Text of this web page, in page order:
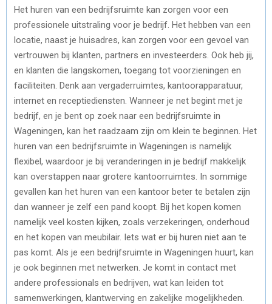
Het huren van een bedrijfsruimte kan zorgen voor een
professionele uitstraling voor je bedrijf. Het hebben van een
locatie, naast je huisadres, kan zorgen voor een gevoel van
vertrouwen bij klanten, partners en investeerders. Ook heb jij,
en klanten die langskomen, toegang tot voorzieningen en
faciliteiten. Denk aan vergaderruimtes, kantoorapparatuur,
internet en receptiediensten. Wanneer je net begint met je
bedrijf, en je bent op zoek naar een bedrijfsruimte in
Wageningen, kan het raadzaam zijn om klein te beginnen. Het
huren van een bedrijfsruimte in Wageningen is namelijk
flexibel, waardoor je bij veranderingen in je bedrijf makkelijk
kan overstappen naar grotere kantoorruimtes. In sommige
gevallen kan het huren van een kantoor beter te betalen zijn
dan wanneer je zelf een pand koopt. Bij het kopen komen
namelijk veel kosten kijken, zoals verzekeringen, onderhoud
en het kopen van meubilair. Iets wat er bij huren niet aan te
pas komt. Als je een bedrijfsruimte in Wageningen huurt, kan
je ook beginnen met netwerken. Je komt in contact met
andere professionals en bedrijven, wat kan leiden tot
samenwerkingen, klantwerving en zakelijke mogelijkheden.